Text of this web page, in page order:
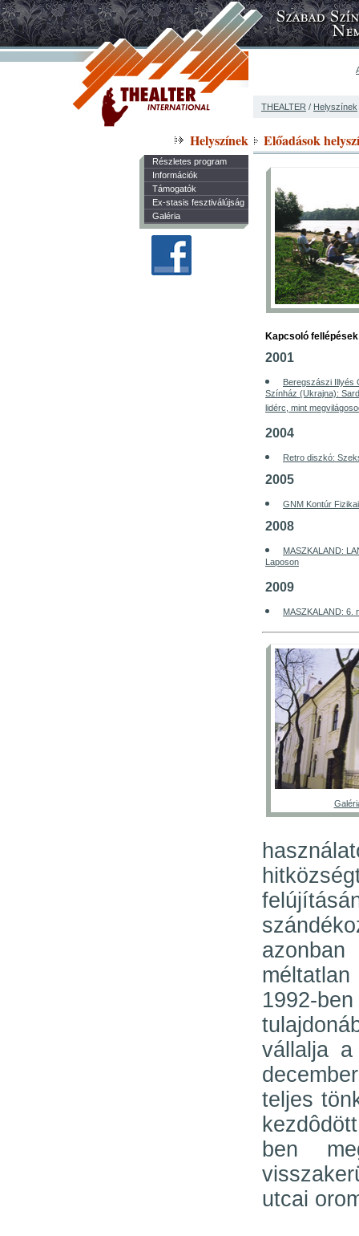
THEALTER / Helyszínek
Helyszínek
Részletes program
Információk
Támogatók
Ex-stasis fesztiválújság
Galéria
Előadások
Kapcsoló fellépések
2001
Beregszászi Illyés
Színház (Ukrajna):
lidérc, mint
2004
Retro diszkó:
2005
GNM Kontúr
2008
MASZKALAND:
Laposon
2009
MASZKALAND: 6.
1992-
vállalja
teljes
ben
utcai